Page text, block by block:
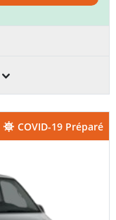
COVID-19 Préparé